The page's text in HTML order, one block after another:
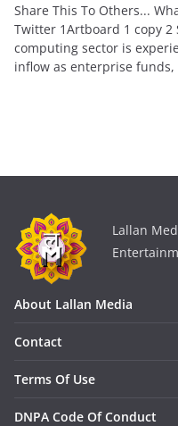
Share This To Others...
Twitter 1Artboard 1 copy 2
computing sector is
inflow as enterprise funds,
Lallan
About Lallan Media
Contact
Terms Of Use
DNPA Code Of Conduct